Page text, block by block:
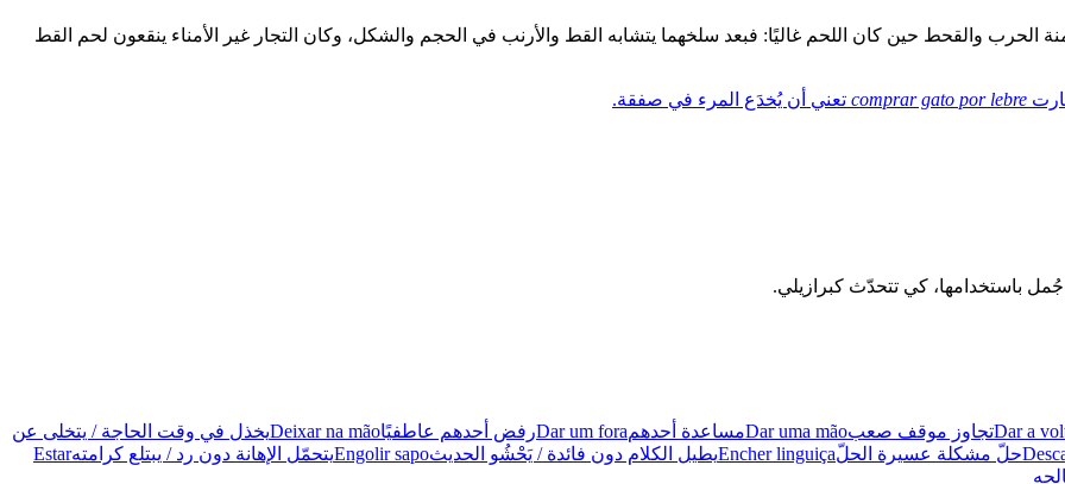
والقحط حين كان اللحم غاليًا: فبعد سلخهما يتشابه القط والأرنب في الحجم والشكل، وكان التجار غير الأمناء ينقعون لحم القط
comprar gato por lebre تعني أن يُخدَع المرء في صفقة.
Dar aتجاوز موقف صعبDar uma mãoمساعدة أحدهمDar um foraرفض أحدهم عاطفيًاDeixar na mãoيخذل في وقت الحاجة / يتخلى عن
حلّ مشكلة عسيرة الحلّEncher linguiçaيطيل الكلام دون فائدة / يَحْشُو الحديثEngolir sapoيتحمّل الإهانة دون رد / يبتلع كرامتهEstar